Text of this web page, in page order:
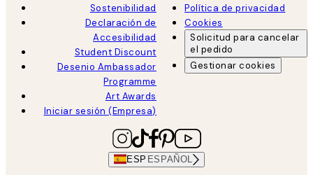
Sostenibilidad
Declaración de
Accesibilidad
Student Discount
Desenio Ambassador
Programme
Art Awards
Iniciar sesión (Empresa)
Política de privacidad
Cookies
Solicitud para cancelar
el pedido
Gestionar cookies
ESP ESPAÑOL